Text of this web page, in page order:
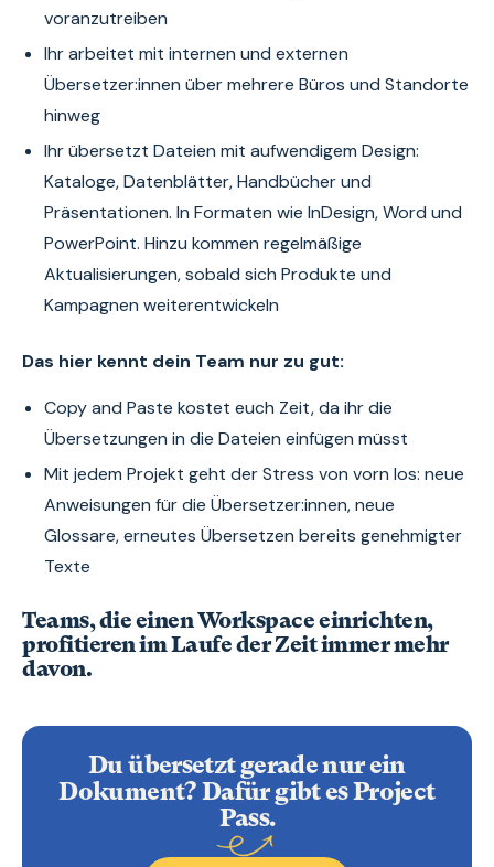
voranzutreiben
Ihr arbeitet mit internen und externen
Übersetzer:innen über mehrere Büros und Standorte
hinweg
Ihr übersetzt Dateien mit aufwendigem Design:
Kataloge, Datenblätter, Handbücher und
Präsentationen. In Formaten wie InDesign, Word und
PowerPoint. Hinzu kommen regelmäßige
Aktualisierungen, sobald sich Produkte und
Kampagnen weiterentwickeln
Das hier kennt dein Team nur zu gut:
Copy and Paste kostet euch Zeit, da ihr die
Übersetzungen in die Dateien einfügen müsst
Mit jedem Projekt geht der Stress von vorn los: neue
Anweisungen für die Übersetzer:innen, neue
Glossare, erneutes Übersetzen bereits genehmigter
Texte
Teams, die einen Workspace einrichten,
profitieren im Laufe der Zeit immer mehr
davon.
Du übersetzt gerade nur ein
Dokument? Dafür gibt es Project
Pass.